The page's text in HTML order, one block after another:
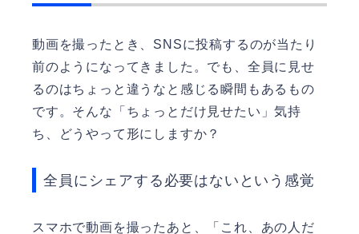
動画を撮ったとき、SNSに投稿するのが当たり
前のようになってきました。でも、全員に見せ
るのはちょっと違うなと感じる瞬間もあるもの
です。そんな「ちょっとだけ見せたい」気持
ち、どうやって形にしますか？
全員にシェアする必要はないという感覚
スマホで動画を撮ったあと、「これ、あの人だ